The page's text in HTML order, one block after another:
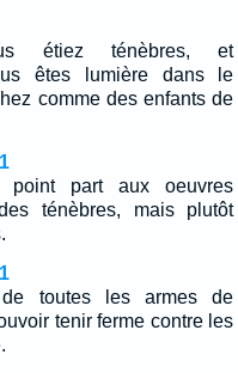
étiez ténèbres, et
êtes lumière dans le
comme des enfants de
part aux oeuvres
ténèbres, mais plutôt
de toutes les armes de
tenir ferme contre les